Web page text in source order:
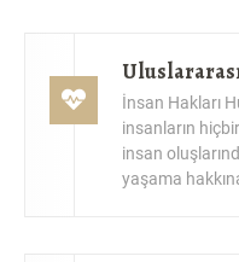
İnsan Hakları
insanların
insan
yaşama